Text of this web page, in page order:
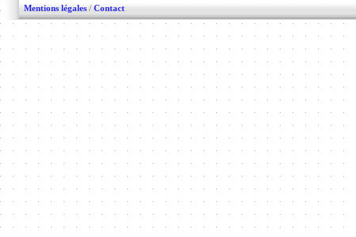
Mentions légales / Contact